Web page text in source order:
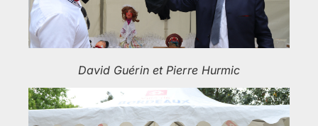
David Guérin et Pierre Hurmic